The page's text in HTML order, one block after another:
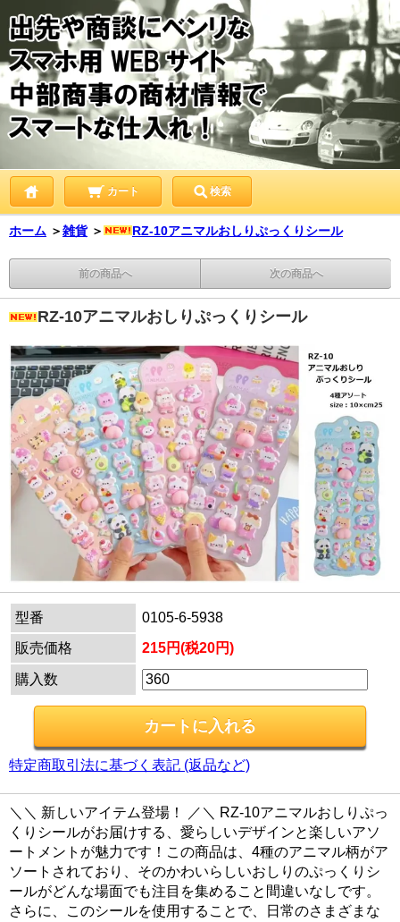
カート 検索
ホーム ＞雑貨 ＞ RZ-10アニマルおしりぷっくりシール
前の商品へ 次の商品へ
RZ-10アニマルおしりぷっくりシール
型番
0105-6-5938
販売価格
215円(税20円)
購入数
特定商取引法に基づく表記 (返品など)
＼＼ 新しいアイテム登場！ ／＼ RZ-10アニマルおしりぷっ
くりシールがお届けする、愛らしいデザインと楽しいアソ
ートメントが魅力です！この商品は、4種のアニマル柄がア
ソートされており、そのかわいらしいおしりのぷっくりシ
ールがどんな場面でも注目を集めること間違いなしです。
さらに、このシールを使用することで、日常のさまざまな